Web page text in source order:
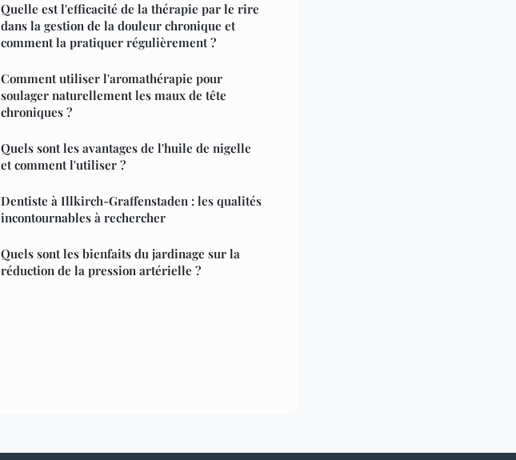
Quelle est l'efficacité de la thérapie par le rire
dans la gestion de la douleur chronique et
comment la pratiquer régulièrement ?
Comment utiliser l'aromathérapie pour
soulager naturellement les maux de tête
chroniques ?
Quels sont les avantages de l'huile de nigelle
et comment l'utiliser ?
Dentiste à Illkirch-Graffenstaden : les qualités
incontournables à rechercher
Quels sont les bienfaits du jardinage sur la
réduction de la pression artérielle ?